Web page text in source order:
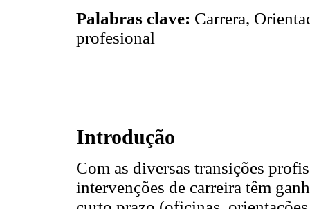
Palabras clave: Carrera,
profesional
Introdução
Com as diversas transições
intervenções de carreira têm